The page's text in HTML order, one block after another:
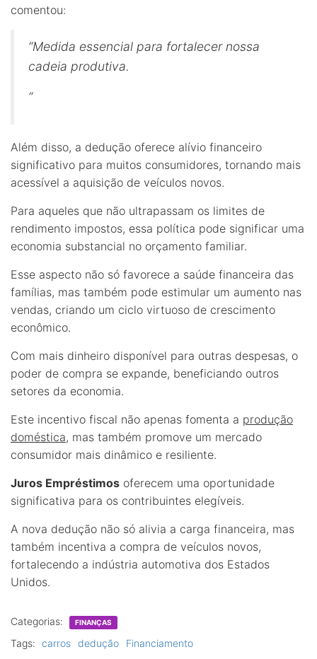
comentou:
“Medida essencial para fortalecer nossa
cadeia produtiva.
“
Além disso, a dedução oferece alívio financeiro
significativo para muitos consumidores, tornando mais
acessível a aquisição de veículos novos.
Para aqueles que não ultrapassam os limites de
rendimento impostos, essa política pode significar uma
economia substancial no orçamento familiar.
Esse aspecto não só favorece a saúde financeira das
famílias, mas também pode estimular um aumento nas
vendas, criando um ciclo virtuoso de crescimento
econômico.
Com mais dinheiro disponível para outras despesas, o
poder de compra se expande, beneficiando outros
setores da economia.
Este incentivo fiscal não apenas fomenta a produção
doméstica, mas também promove um mercado
consumidor mais dinâmico e resiliente.
Juros Empréstimos oferecem uma oportunidade
significativa para os contribuintes elegíveis.
A nova dedução não só alivia a carga financeira, mas
também incentiva a compra de veículos novos,
fortalecendo a indústria automotiva dos Estados
Unidos.
Categorias: FINANÇAS
Tags: carros dedução Financiamento